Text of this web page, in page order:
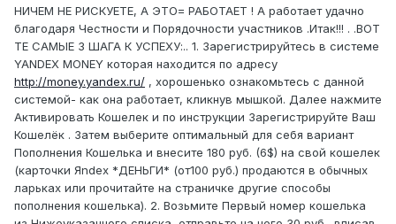
НИЧЕМ НЕ РИСКУЕТЕ, А ЭТО= РАБОТАЕТ ! А работает удачно
благодаря Честности и Порядочности участников .Итак!!! . .ВОТ
ТЕ САМЫЕ 3 ШАГА К УСПЕХУ:.. 1. Зарегистрируйтесь в системе
YANDEX MONEY которая находится по адресу
http://money.yandex.ru/ , хорошенько ознакомьтесь с данной
системой- как она работает, кликнув мышкой. Далее нажмите
Активировать Кошелек и по инструкции Зарегистрируйте Ваш
Кошелёк . Затем выберите оптимальный для себя вариант
Пополнения Кошелька и внесите 180 руб. (6$) на свой кошелек
(карточки Яndex *ДЕНЬГИ* (от100 руб.) продаются в обычных
ларьках или прочитайте на страничке другие способы
пополнения кошелька). 2. Возьмите Первый номер кошелька